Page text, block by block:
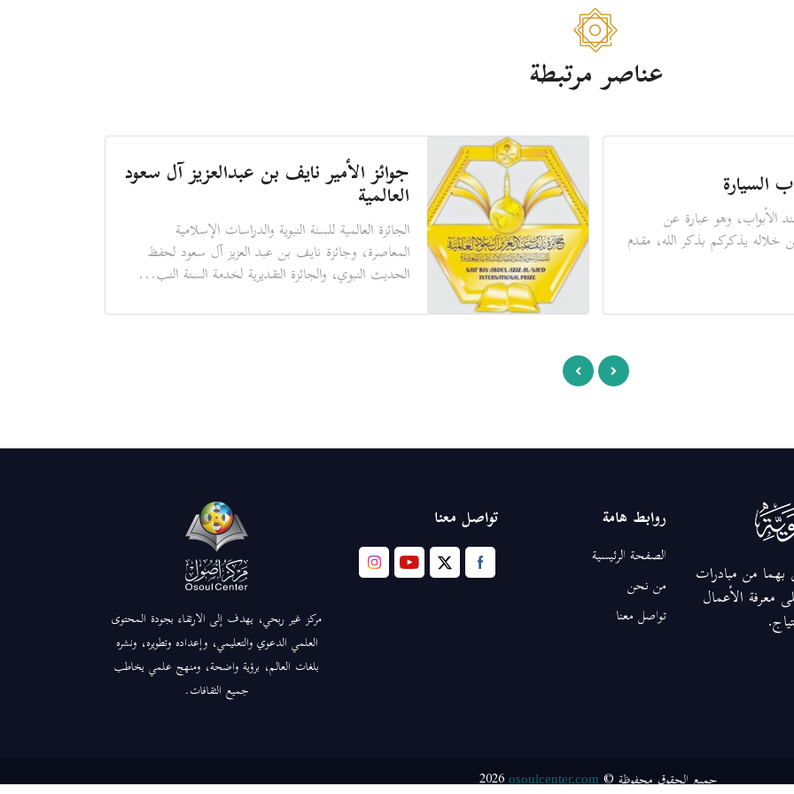
عناصر مرتبطة
السيارة
الأبواب، وهو عبارة عن
خلاله يذكركم بذكر الله، مقدم
جوائز الأمير نايف بن عبدالعزيز آل سعود
العالمية
الجائزة العالمية للسنة النبوية والدراسات الإسلامية
المعاصرة، وجائزة نايف بن عبد العزيز آل سعود لحفظ
الحديث النبوي، والجائزة التقديرية لخدمة السنة النب...
بهما من مبادرات
معرفة الأعمال
روابط هامة
الصفحة الرئيسية
من نحن
تواصل معنا
تواصل معنا
مركز غير ربحي، يهدف إلى الارتقاء بجودة المحتوى
العلمي الدعوي والتعليمي، وإعداده وتطويره، ونشره
بلغات العالم، برؤية واضحة، ومنهج علمي يخاطب
جميع الثقافات.
جميع الحقوق محفوظة ©osoulcenter.com
2026